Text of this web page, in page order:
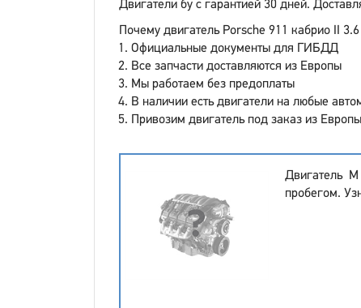
Двигатели бу с гарантией 30 дней.
Почему двигатель Porsche 911 кабрио II
Официальные документы для ГИБДД
Все запчасти доставляются из Европы
Мы работаем без предоплаты
В наличии есть двигатели на любые
Привозим двигатель под заказ из Европы
Двигатель
пробегом.